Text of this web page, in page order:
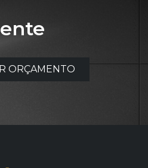
ORÇAMENTO